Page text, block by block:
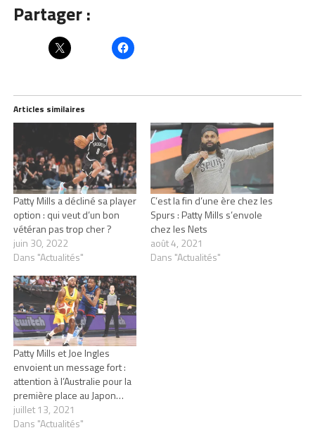
Partager :
Articles similaires
Patty Mills a décliné sa player
option : qui veut d’un bon
vétéran pas trop cher ?
juin 30, 2022
Dans "Actualités"
C’est la fin d’une ère chez les
Spurs : Patty Mills s’envole
chez les Nets
août 4, 2021
Dans "Actualités"
Patty Mills et Joe Ingles
envoient un message fort :
attention à l’Australie pour la
première place au Japon…
juillet 13, 2021
Dans "Actualités"